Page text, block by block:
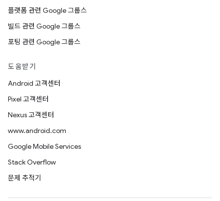
플랫폼 관련 Google 그룹스
빌드 관련 Google 그룹스
포팅 관련 Google 그룹스
도움받기
Android 고객센터
Pixel 고객센터
Nexus 고객센터
www.android.com
Google Mobile Services
Stack Overflow
문제 추적기